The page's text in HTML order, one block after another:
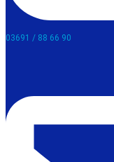
03691 / 88 66 90​